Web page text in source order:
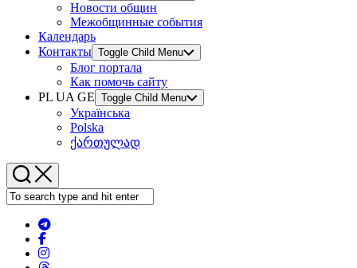
Новости общин
Межобщинные события
Календарь
Контакты Toggle Child Menu
Блог портала
Как помочь сайту
PL UA GE Toggle Child Menu
Українська
Polska
ქართულად